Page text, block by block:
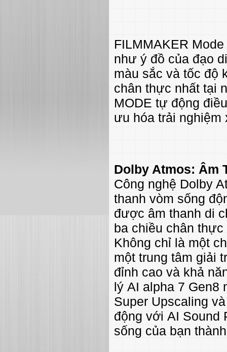
FILMMAKER
như ý đồ của đạo
màu sắc và tốc độ
chân thực nhất tại
MODE tự động
ưu hóa trải nghiệm
Dolby Atmos: Âm
Công nghệ Dolby
thanh vòm sống
được âm thanh di
ba chiều chân
Không chỉ là một
một trung tâm giải
đỉnh cao và khả
lý AI alpha 7 Gen8
Super Upscaling
động với AI Sound
sống của bạn